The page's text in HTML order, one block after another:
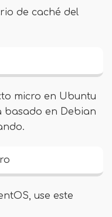
de caché del
micro en Ubuntu
basado en Debian
use este